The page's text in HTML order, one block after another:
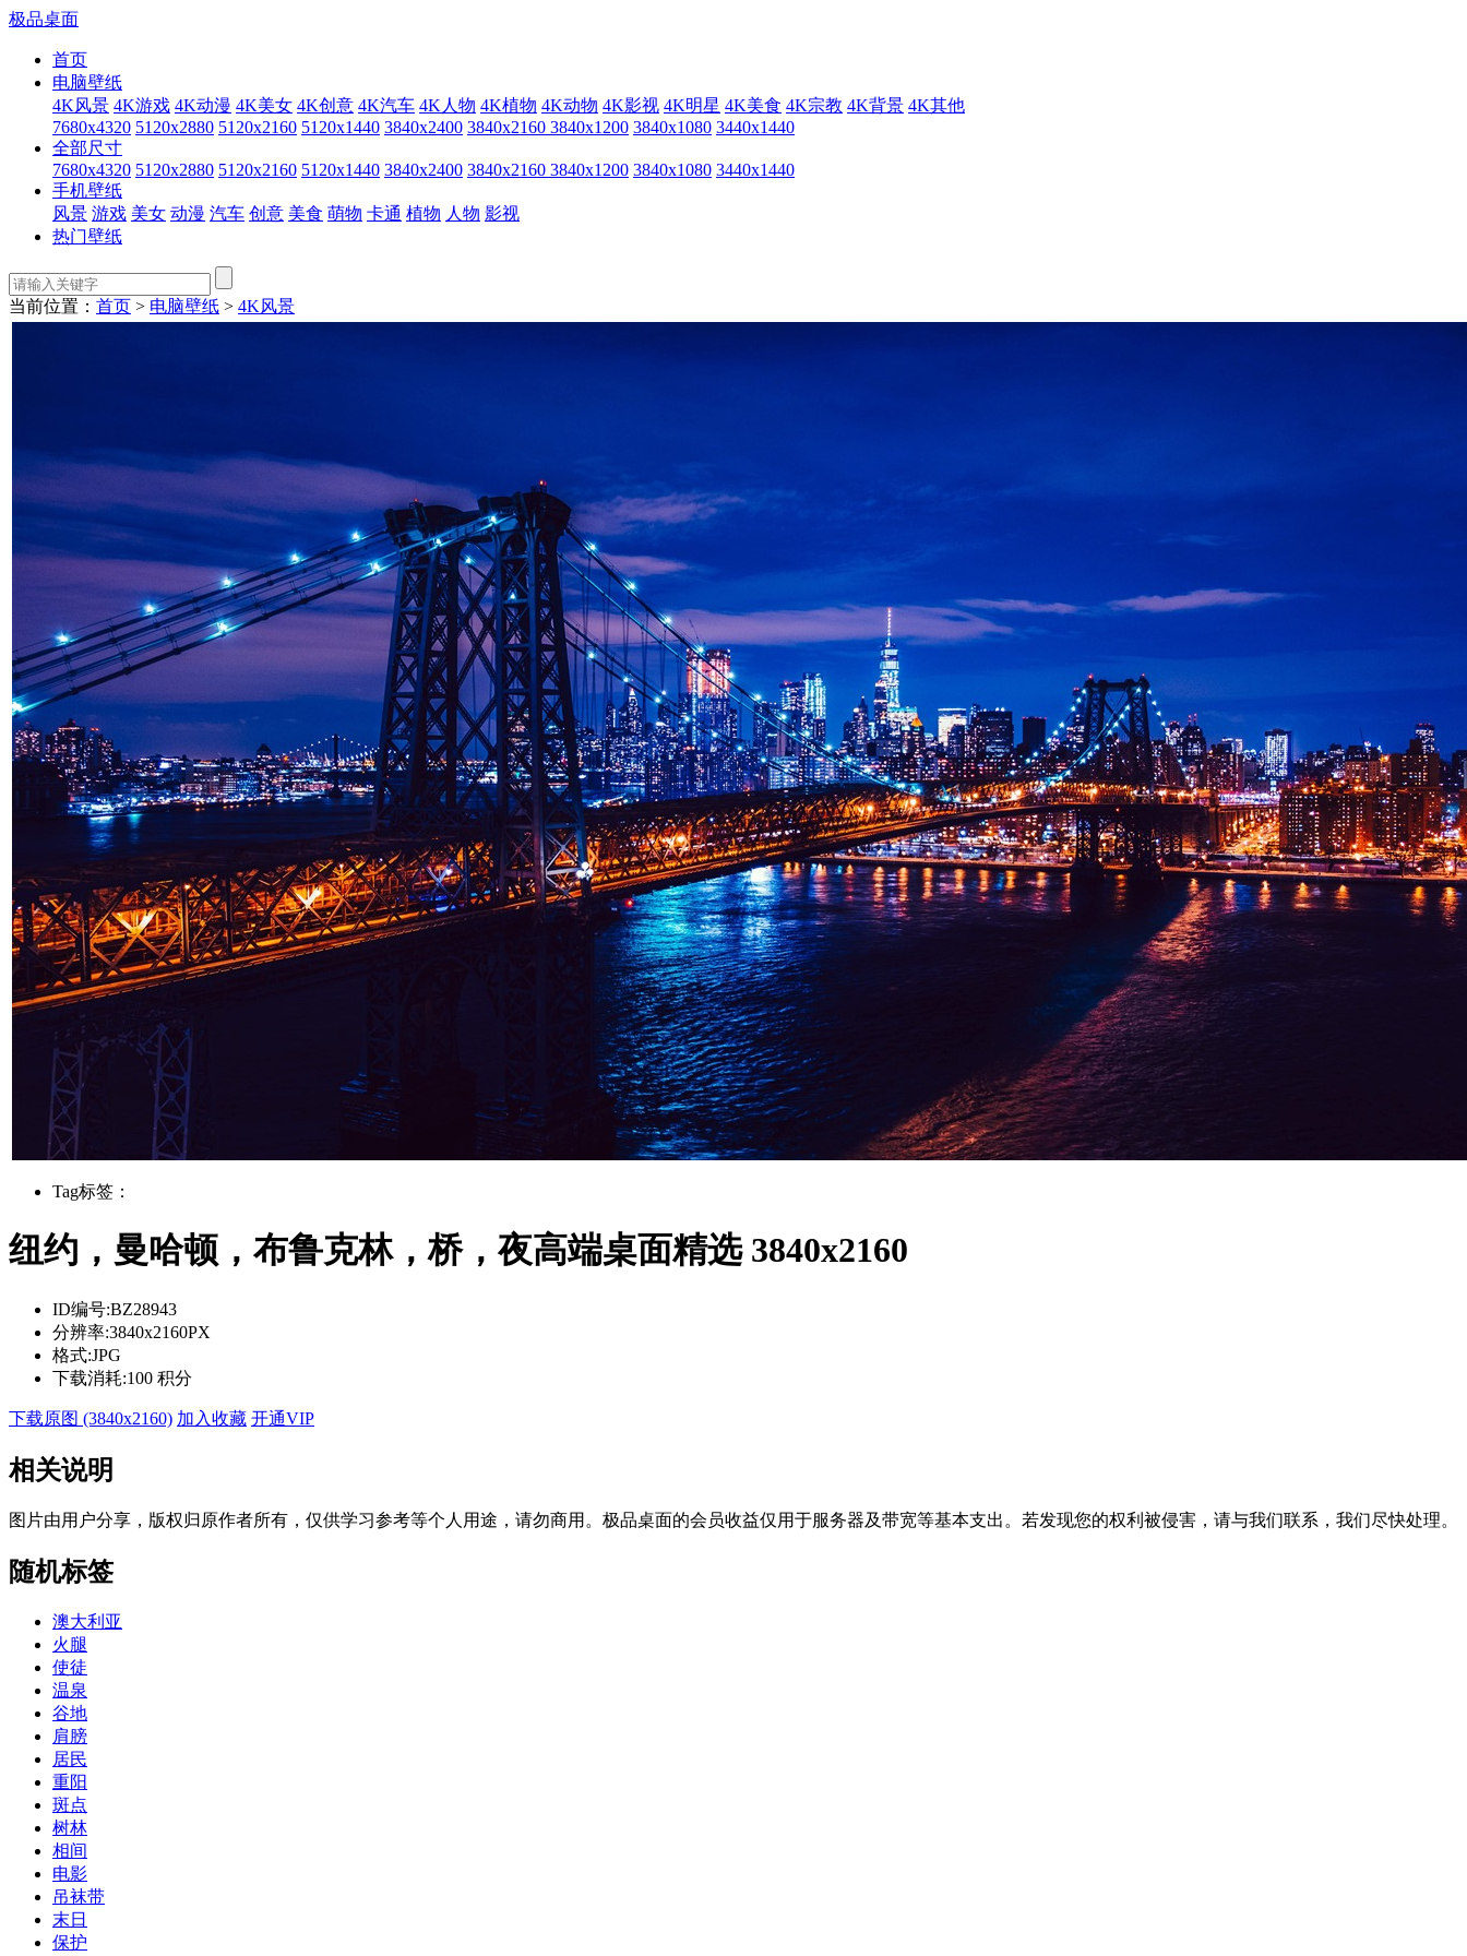
极品桌面
首页
电脑壁纸
4K风景 4K游戏 4K动漫 4K美女 4K创意 4K汽车 4K人物 4K植物 4K动物 4K影视 4K明星 4K美食 4K宗教 4K背景 4K其他
7680x4320 5120x2880 5120x2160 5120x1440 3840x2400 3840x2160 3840x1200 3840x1080 3440x1440
全部尺寸
7680x4320 5120x2880 5120x2160 5120x1440 3840x2400 3840x2160 3840x1200 3840x1080 3440x1440
手机壁纸
风景 游戏 美女 动漫 汽车 创意 美食 萌物 卡通 植物 人物 影视
热门壁纸
当前位置： 首页 > 电脑壁纸 > 4K风景
Tag标签：
纽约，曼哈顿，布鲁克林，桥，夜高端桌面精选 3840x2160
ID编号:BZ28943
分辨率:3840x2160PX
格式:JPG
下载消耗:100 积分
下载原图 (3840x2160) 加入收藏 开通VIP
相关说明
图片由用户分享，版权归原作者所有，仅供学习参考等个人用途，请勿商用。极品桌面的会员收益仅用于服务器及带宽等基本支出。若发现您的权利被侵害，请与我们联系，我们尽快处理。
随机标签
澳大利亚
火腿
使徒
温泉
谷地
肩膀
居民
重阳
斑点
树林
相间
电影
吊袜带
末日
保护